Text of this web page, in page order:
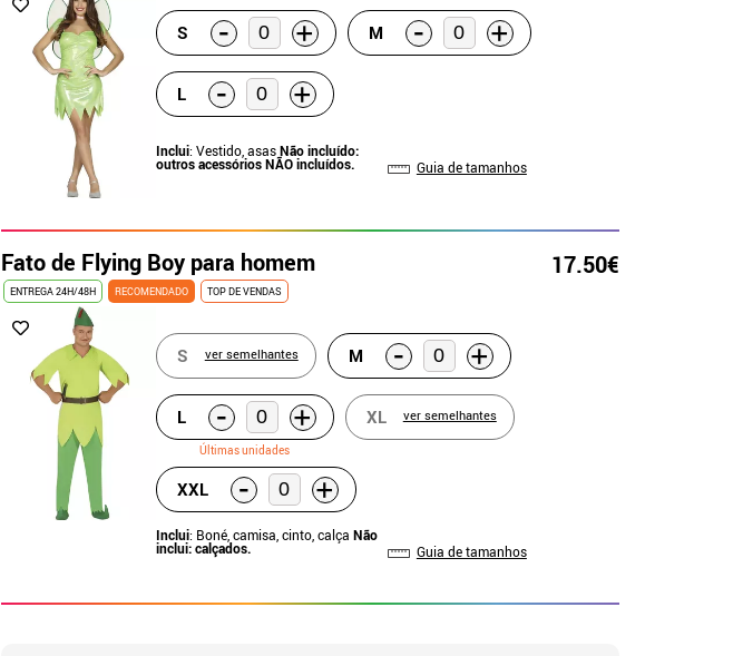
S - + M - +
L - +
Inclui: Vestido, asasNão incluído:
outros acessórios NÃO incluídos. Guia de tamanhos
Fato de Flying Boy para homem 17.50€
ENTREGA 24H/48H RECOMENDADO TOP DE VENDAS
S ver semelhantes M - +
L - +
Últimas unidades
XL ver semelhantes
XXL - +
Inclui: Boné, camisa, cinto, calça Não
inclui: calçados. Guia de tamanhos